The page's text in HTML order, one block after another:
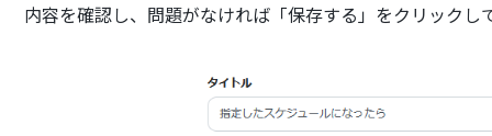
内容を確認し、問題がなければ「保存する」をクリックし